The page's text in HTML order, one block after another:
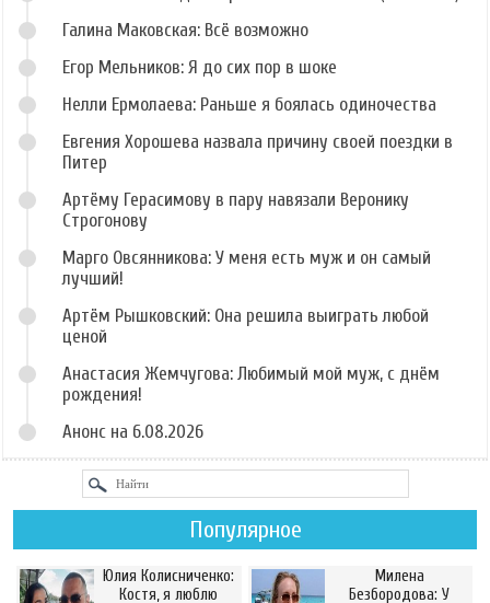
Галина Маковская: Всё возможно
Егор Мельников: Я до сих пор в шоке
Нелли Ермолаева: Раньше я боялась одиночества
Евгения Хорошева назвала причину своей поездки в
Питер
Артёму Герасимову в пару навязали Веронику
Строгонову
Марго Овсянникова: У меня есть муж и он самый
лучший!
Артём Рышковский: Она решила выиграть любой
ценой
Анастасия Жемчугова: Любимый мой муж, с днём
рождения!
Анонс на 6.08.2026
Популярное
Юлия Колисниченко:
Костя, я люблю
Милена
Безбородова: У